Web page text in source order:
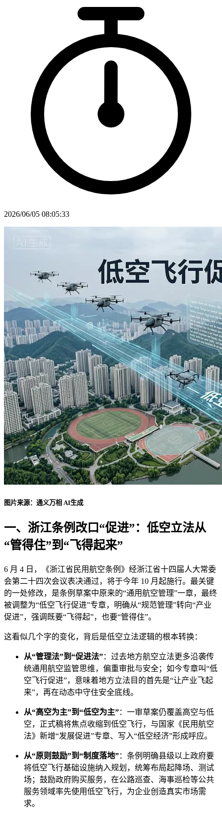
2026/06/05 08:05:33
图片来源：通义万相 AI生成
一、浙江条例改口“促进”：低空立法从
“管得住”到“飞得起来”
6 月 4 日，《浙江省民用航空条例》经浙江省十四届人大常委
会第二十四次会议表决通过，将于今年 10 月起施行。最关键
的一处修改，是条例草案中原来的“通用航空管理”一章，最终
被调整为“低空飞行促进”专章，明确从“规范管理”转向“产业
促进”，强调既要“飞得起”，也要“管得住”。
这看似几个字的变化，背后是低空立法逻辑的根本转换：
从“管理法”到“促进法”：过去地方航空立法更多沿袭传
统通用航空监管思维，偏重审批与安全；如今专章叫“低
空飞行促进”，意味着地方立法目的首先是“让产业飞起
来”，再在动态中守住安全底线。
从“高空为主”到“低空为主”：一审草案仍覆盖高空与低
空，正式稿将焦点收缩到低空飞行，与国家《民用航空
法》新增“发展促进”专章、写入“低空经济”形成呼应。
从“原则鼓励”到“制度落地”：条例明确县级以上政府要
将低空飞行基础设施纳入规划，统筹布局起降场、测试
场；鼓励政府购买服务，在公路巡查、海事巡检等公共
服务领域率先使用低空飞行，为企业创造真实市场需
求。